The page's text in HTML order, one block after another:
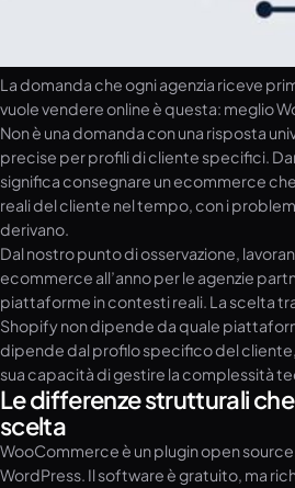
La domanda che ogni agenzia riceve
vuole vendere online è questa: meglio
Non è una domanda con una risposta
precise per profili di cliente specifici.
significa consegnare un ecommerce
reali del cliente nel tempo, con i
derivano.
Dal nostro punto di osservazione,
ecommerce all’anno per le agenzie
piattaforme in contesti reali. La scelta
Shopify non dipende da quale
dipende dal profilo specifico del
sua capacità di gestire la complessità
Le differenze strutturali
scelta
WooCommerce è un plugin open source
WordPress. Il software è gratuito, ma